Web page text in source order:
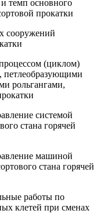
темп основного
прокатки
сооружений
(циклом)
петлеобразующими
рольгангами,
системой
стана горячей
машиной
стана горячей
работы по
клетей при сменах